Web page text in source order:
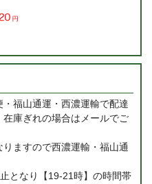
福山通運・西濃運輸で配達
庫ぎれの場合はメールでご
ますので西濃運輸・福山通
となり【19-21時】の時間帯